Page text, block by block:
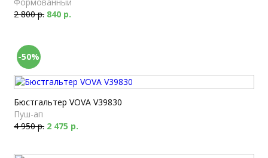
2 800 р. 840 р.
-50%
Бюстгальтер VOVA V39830
Пуш-ап
4 950 р. 2 475 р.